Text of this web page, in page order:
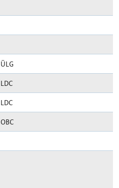
ÜLG
LDC
LDC
OBC